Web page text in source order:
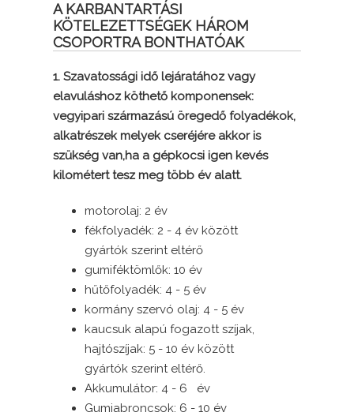
A KARBANTARTÁSI
KÖTELEZETTSÉGEK HÁROM
CSOPORTRA BONTHATÓAK
1. Szavatossági idő lejáratához vagy
elavuláshoz köthető komponensek:
vegyipari származású öregedő folyadékok,
alkatrészek melyek cseréjére akkor is
szükség van,ha a gépkocsi igen kevés
kilométert tesz meg több év alatt.
motorolaj: 2 év
fékfolyadék: 2 - 4 év között
gyártók szerint eltérő
gumiféktömlők: 10 év
hűtőfolyadék: 4 - 5 év
kormány szervó olaj: 4 - 5 év
kaucsuk alapú fogazott szíjak,
hajtószíjak: 5 - 10 év között
gyártók szerint eltérő.
Akkumulátor: 4 - 6 év
Gumiabroncsok: 6 - 10 év